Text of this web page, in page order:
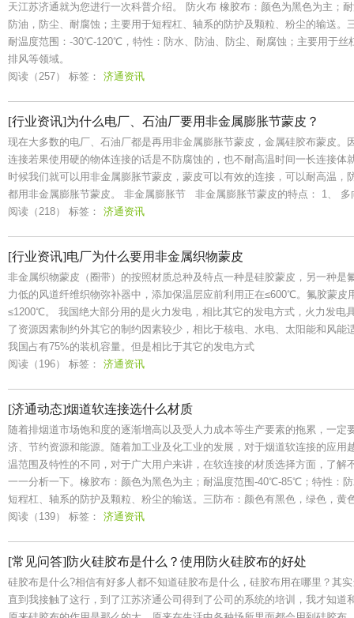
天江苏济通就为您进行一次科普介绍。 防火布 橡胶布：颜色为黑色为主；
防油，防尘、耐腐蚀；主要用于短程杠、轴系的防护及颗粒、粉尘的输送。
耐温度范围：-30℃-120℃，特性：防水、防油、防尘、耐腐蚀；主要用于丝
排风等领域。
阅读（257） 标签： 济通资讯
[行业资讯]为什么电厂、石油厂要用非金属膨胀节蒙皮？
现在大多数的电厂、石油厂都是再用非金属膨胀节蒙皮，金属硅胶布蒙皮。
连接若果使用硬的物体连接的话是不防腐蚀的，也不耐高温时间一长连接体
时候我们就可以用非金属膨胀节蒙皮，蒙皮可以有效的连接，可以耐高温，
都用非金属膨胀节蒙皮。 非金属膨胀节 非金属膨胀节蒙皮的特点： 1、 多
阅读（218） 标签： 济通资讯
[行业资讯]电厂为什么要用非金属织物蒙皮
非金属织物蒙皮（圈带）的按照材质总种及特点一种是硅胶蒙皮，另一种是
力低的风道纤维织物弥补器中，添加保温层应前利用正在≤600℃。氟胶蒙皮
≤1200℃。 我国绝大部分用的是火力发电，相比其它的发电方式，火力发电
了资源因素制约外其它的制约因素较少，相比于核电、水电、太阳能和风能
我国占有75%的装机容量。但是相比于其它的发电方式
阅读（196） 标签： 济通资讯
[济通动态]烟道软连接选什么材质
随着排烟道市场饱和度的逐渐增高以及受人力成本等生产要素的拖累，一定
济、节约资源和能源。随着加工业及化工业的发展，对于烟道软连接的应用
温范围及特性的不同，对于广大用户来讲，在软连接的材质选择方面，了解
一一分析一下。橡胶布：颜色为黑色为主；耐温度范围-40℃-85℃；特性：
短程杠、轴系的防护及颗粒、粉尘的输送。三防布：颜色有黑色，绿色，黄
阅读（139） 标签： 济通资讯
[常见问答]防火硅胶布是什么？使用防火硅胶布的好处
硅胶布是什么?相信有好多人都不知道硅胶布是什么，硅胶布用在哪里？其
直到我接触了这行，到了江苏济通公司得到了公司的系统的培训，我才知道